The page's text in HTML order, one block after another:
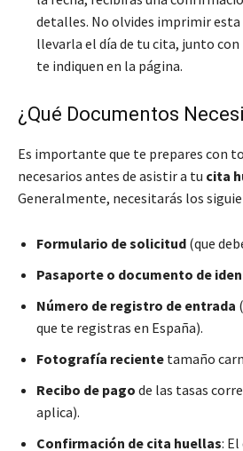
detalles. No olvides imprimir
llevarla el día de tu cita, junto
te indiquen en la página.
¿Qué Documentos
Es importante que te prepares con
necesarios antes de asistir a tu cita
Generalmente, necesitarás los
Formulario de solicitud (que
Pasaporte o documento de
Número de registro de entrada
que te registras en España).
Fotografía reciente tamaño
Recibo de pago de las tasas
aplica).
Confirmación de cita huellas: